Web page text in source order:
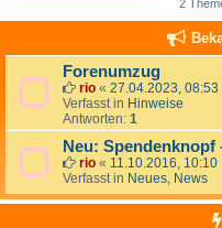
2
Forenumzug
rio « 27.04.2023, 08:53
Verfasst in Hinweise
Antworten: 1
Neu: Spendenknopf
rio « 11.10.2016, 10:10
Verfasst in Neues, News